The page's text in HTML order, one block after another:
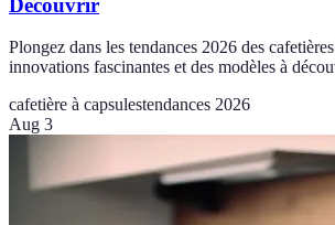
Plongez dans les tendances 2026 des
innovations fascinantes et des modèles à
cafetière à capsulestendances 2026
Aug 3